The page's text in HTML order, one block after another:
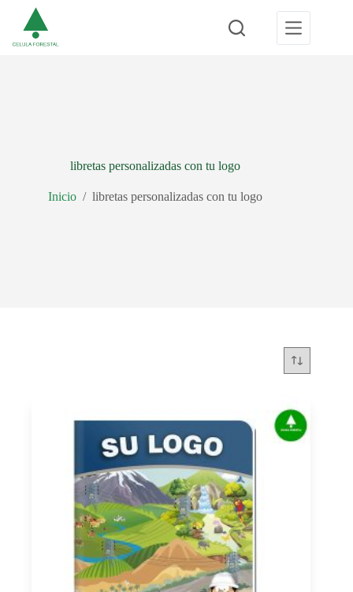
contenido
libretas personalizadas con tu logo
Inicio / libretas personalizadas con tu logo